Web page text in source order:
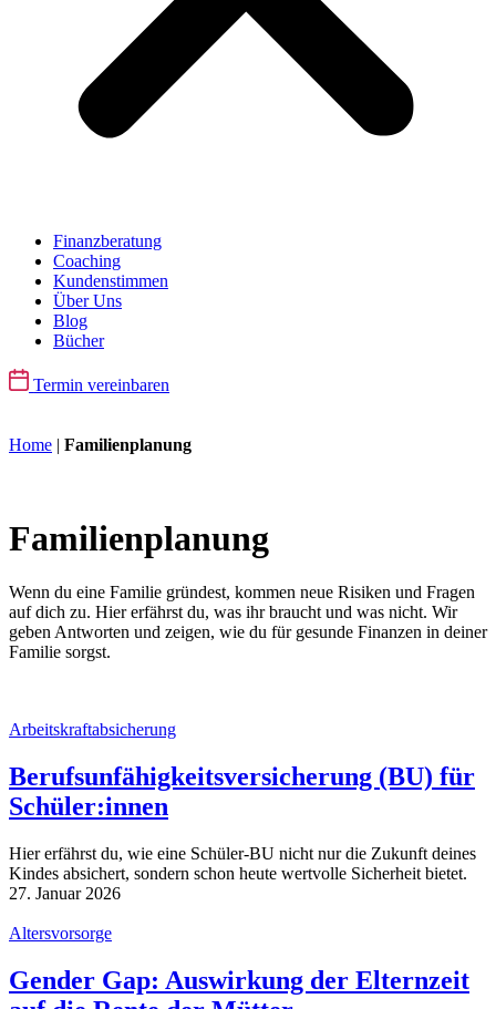
Finanzberatung
Coaching
Kundenstimmen
Über Uns
Blog
Bücher
Termin vereinbaren
Home | Familienplanung
Familienplanung
Wenn du eine Familie gründest, kommen neue Risiken und Fragen
auf dich zu. Hier erfährst du, was ihr braucht und was nicht. Wir
geben Antworten und zeigen, wie du für gesunde Finanzen in deiner
Familie sorgst.
Arbeitskraftabsicherung
Berufsunfähigkeitsversicherung (BU) für
Schüler:innen
Hier erfährst du, wie eine Schüler-BU nicht nur die Zukunft deines
Kindes absichert, sondern schon heute wertvolle Sicherheit bietet.
27. Januar 2026
Altersvorsorge
Gender Gap: Auswirkung der Elternzeit